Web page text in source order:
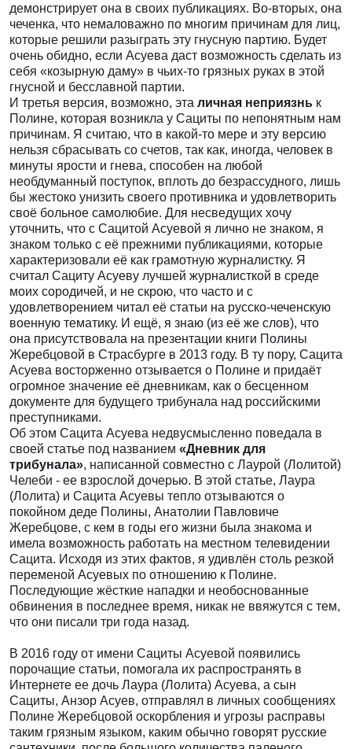
демонстрирует она в своих публикациях. Во-вторых, она
чеченка, что немаловажно по многим причинам для лиц,
которые решили разыграть эту гнусную партию. Будет
очень обидно, если Асуева даст возможность сделать из
себя «козырную даму» в чьих-то грязных руках в этой
гнусной и бесславной партии.
И третья версия, возможно, эта личная неприязнь к
Полине, которая возникла у Сациты по непонятным нам
причинам. Я считаю, что в какой-то мере и эту версию
нельзя сбрасывать со счетов, так как, иногда, человек в
минуты ярости и гнева, способен на любой
необдуманный поступок, вплоть до безрассудного, лишь
бы жестоко унизить своего противника и удовлетворить
своё больное самолюбие. Для несведущих хочу
уточнить, что с Сацитой Асуевой я лично не знаком, я
знаком только с её прежними публикациями, которые
характеризовали её как грамотную журналистку. Я
считал Сациту Асуеву лучшей журналисткой в среде
моих сородичей, и не скрою, что часто и с
удовлетворением читал её статьи на русско-чеченскую
военную тематику. И ещё, я знаю (из её же слов), что
она присутствовала на презентации книги Полины
Жеребцовой в Страсбурге в 2013 году. В ту пору, Сацита
Асуева восторженно отзывается о Полине и придаёт
огромное значение её дневникам, как о бесценном
документе для будущего трибунала над российскими
преступниками.
Об этом Сацита Асуева недвусмысленно поведала в
своей статье под названием «Дневник для
трибунала», написанной совместно с Лаурой (Лолитой)
Челеби - ее взрослой дочерью. В этой статье, Лаура
(Лолита) и Сацита Асуевы тепло отзываются о
покойном деде Полины, Анатолии Павловиче
Жеребцове, с кем в годы его жизни была знакома и
имела возможность работать на местном телевидении
Сацита. Исходя из этих фактов, я удивлён столь резкой
переменой Асуевых по отношению к Полине.
Последующие жёсткие нападки и необоснованные
обвинения в последнее время, никак не ввяжутся с тем,
что они писали три года назад.
В 2016 году от имени Сациты Асуевой появились
порочащие статьи, помогала их распространять в
Интернете ее дочь Лаура (Лолита) Асуева, а сын
Сациты, Анзор Асуев, отправлял в личных сообщениях
Полине Жеребцовой оскорбления и угрозы расправы
таким грязным языком, каким обычно говорят русские